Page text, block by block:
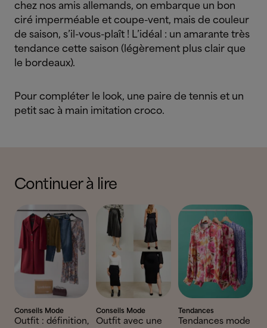
chez nos amis allemands, on embarque un bon
ciré imperméable et coupe-vent, mais de couleur
de saison, s’il-vous-plaît ! L’idéal : un amarante très
tendance cette saison (légèrement plus clair que
le bordeaux).
Pour compléter le look, une paire de tennis et un
petit sac à main imitation croco.
Continuer à lire
Conseils Mode
Outfit : définition,
Conseils Mode
Outfit avec une
Tendances
Tendances mode